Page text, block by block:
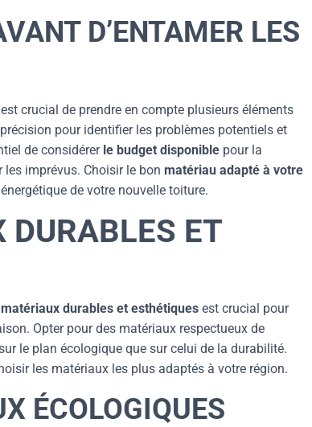
D’ENTAMER LES
crucial de prendre en compte plusieurs éléments
pour identifier les problèmes potentiels et
de considérer le budget disponible pour la
imprévus. Choisir le bon matériau adapté à votre
de votre nouvelle toiture.
DURABLES ET
matériaux durables et esthétiques est crucial pour
Opter pour des matériaux respectueux de
le plan écologique que sur celui de la durabilité.
les matériaux les plus adaptés à votre région.
ÉCOLOGIQUES